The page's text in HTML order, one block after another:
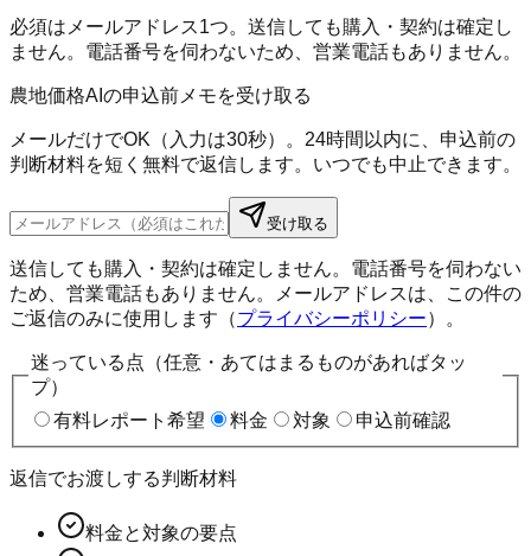
必須はメールアドレス1つ。送信しても購入・契約は確定し
ません。電話番号を伺わないため、営業電話もありません。
農地価格AIの申込前メモを受け取る
メールだけでOK（入力は30秒）。24時間以内に、申込前の
判断材料を短く無料で返信します。いつでも中止できます。
受け取る
送信しても購入・契約は確定しません。電話番号を伺わない
ため、営業電話もありません。メールアドレスは、この件の
ご返信のみに使用します（プライバシーポリシー）。
迷っている点（任意・あてはまるものがあればタッ
プ）
有料レポート希望
料金 対象 申込前確認
返信でお渡しする判断材料
料金と対象の要点